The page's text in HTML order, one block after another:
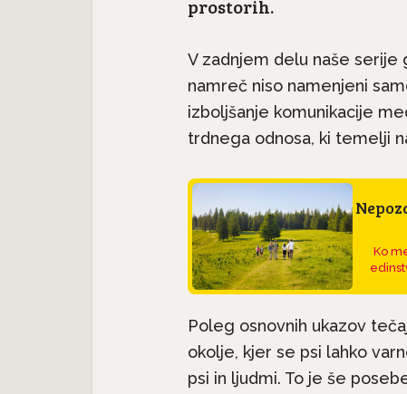
prostorih.
V zadnjem delu naše serije
namreč niso namenjeni
izboljšanje komunikacije
trdnega odnosa, ki temelji
Ko
Poleg osnovnih ukazov
okolje, kjer se psi lahko
psi in ljudmi. To je še